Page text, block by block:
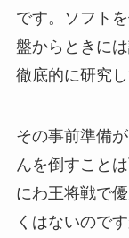
です。ソフト
盤からときに
徹底的に研究し
その事前準備
んを倒すこと
にわ王将戦で
くはないのです